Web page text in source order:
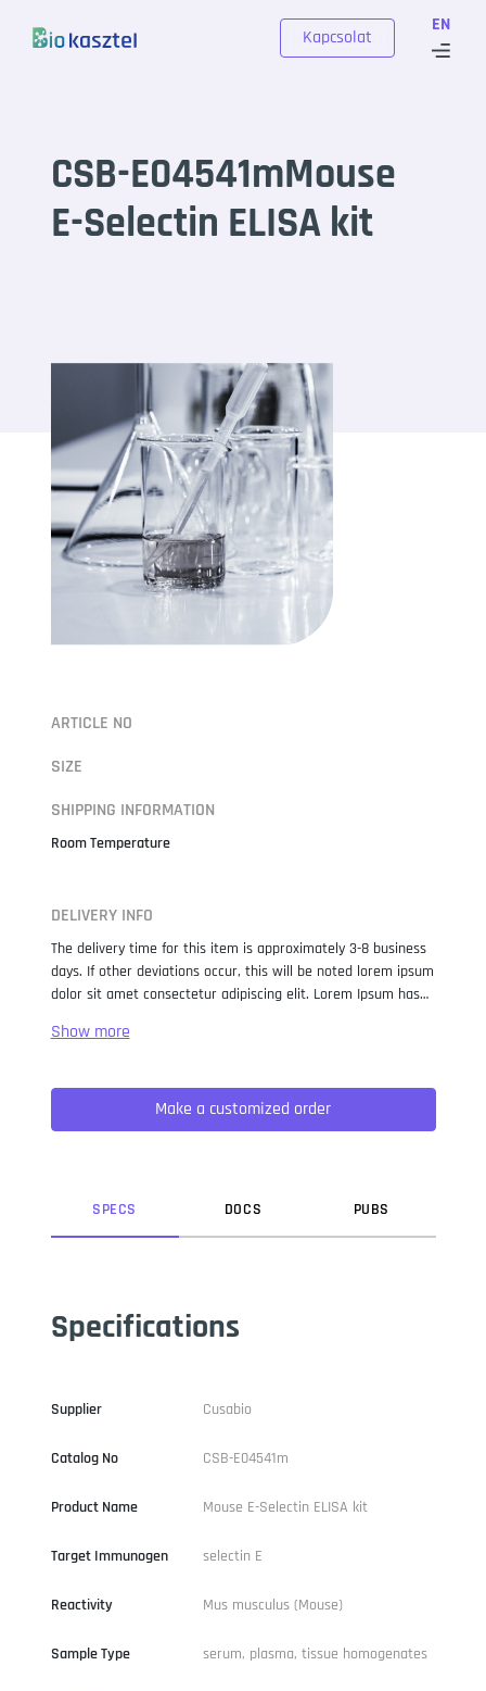
EN
Kapcsolat
CSB-E04541mMouse
E-Selectin ELISA kit
ARTICLE NO
SIZE
SHIPPING INFORMATION
Room Temperature
DELIVERY INFO
The delivery time for this item is approximately 3-8 business
days. If other deviations occur, this will be noted lorem ipsum
dolor sit amet consectetur adipiscing elit. Lorem Ipsum has
when an unknown printer took a galley of type and
not only five centuries, but also the leap into electronic
typesetting, remaining essentially unchanged. It was
popularised in the 1960s with the release of Letraset sheets
Make a customized order
SPECS DOCS PUBS
Specifications
Supplier Cusabio
Catalog No CSB-E04541m
Product Name Mouse E-Selectin ELISA kit
Target Immunogen selectin E
Reactivity Mus musculus (Mouse)
Sample Type serum, plasma, tissue homogenates